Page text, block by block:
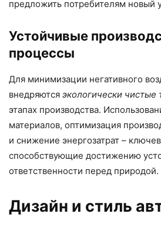
предложить потребителям новый
Устойчивые
процессы
Для минимизации негативного
внедряются экологически чистые
этапах производства.
материалов, оптимизация
и снижение энергозатрат –
способствующие достижению
ответственности перед природой.
Дизайн и стиль